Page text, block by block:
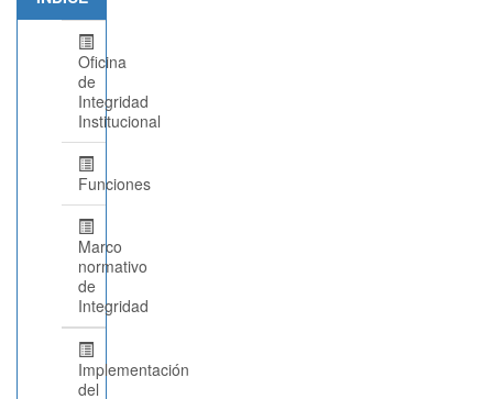
Oficina
de
Integridad
Institucional
Funciones
Marco
normativo
de
Integridad
Implementación
del